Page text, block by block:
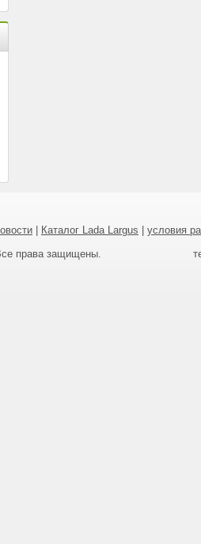
Каталог Lada Largus
условия
права защищены.